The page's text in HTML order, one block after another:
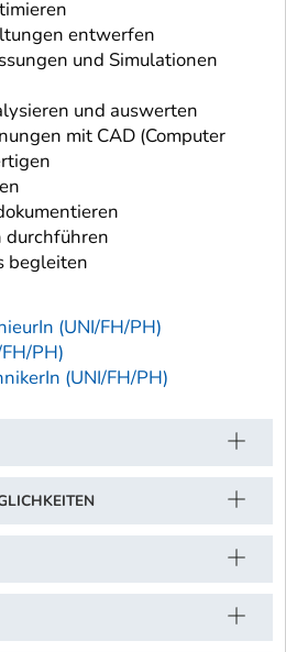
entwerfen
und Simulationen
und auswerten
mit CAD (Computer
begleiten
(UNI/FH/PH)
PH)
(UNI/FH/PH)